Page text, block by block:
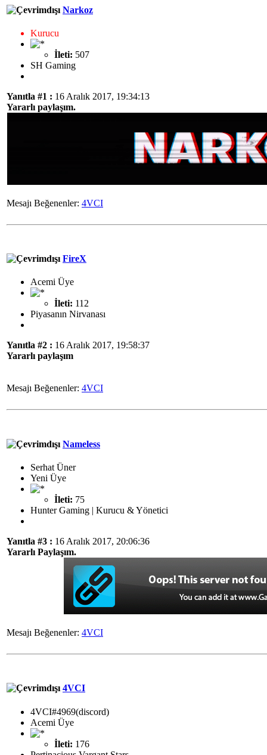
Narkoz
Kurucu
İleti: 507
SH Gaming
Yanıtla #1 : 16 Aralık 2017, 19:34:13
Yararlı paylaşım.
Mesajı Beğenenler: 4VCI
FireX
Acemi Üye
İleti: 112
Piyasanın Nirvanası
Yanıtla #2 : 16 Aralık 2017, 19:58:37
Yararlı paylaşım
Mesajı Beğenenler: 4VCI
Nameless
Serhat Üner
Yeni Üye
İleti: 75
Hunter Gaming | Kurucu & Yönetici
Yanıtla #3 : 16 Aralık 2017, 20:06:36
Yararlı Paylaşım.
Mesajı Beğenenler: 4VCI
4VCI
4VCI#4969(discord)
Acemi Üye
İleti: 176